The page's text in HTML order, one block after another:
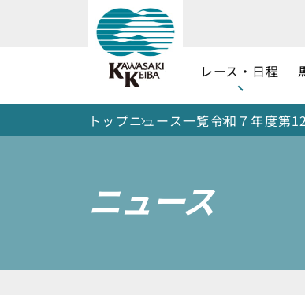
レース・日程
トップニュース一覧令和７年度第
ニュース